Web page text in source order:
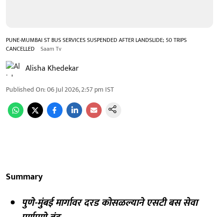
PUNE-MUMBAI ST BUS SERVICES SUSPENDED AFTER LANDSLIDE; 50 TRIPS
CANCELLED Saam Tv
Alisha Khedekar
Published On:06 Jul 2026, 2:57 pm IST
Summary
पुणे-मुंबई मार्गावर दरड कोसळल्याने एसटी बस सेवा